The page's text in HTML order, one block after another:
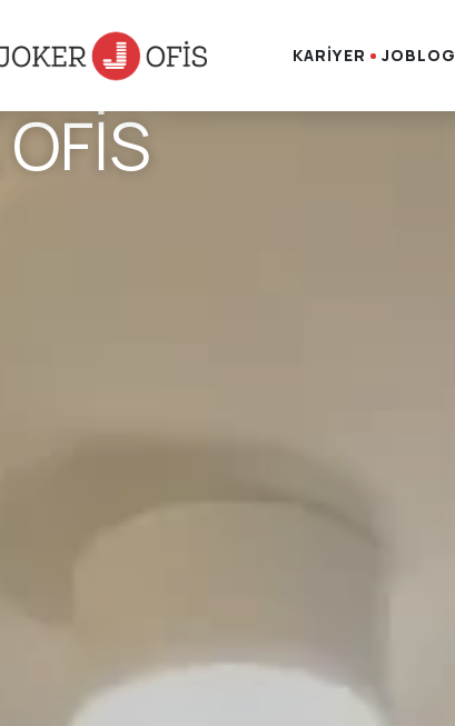
KARİYER JOBLOG
OFİS